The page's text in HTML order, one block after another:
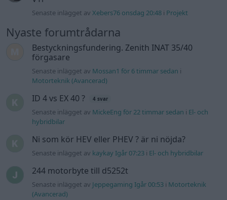
Senaste inlägget avXebers76 onsdag 20:48 i Projekt
Nyaste forumtrådarna
Bestyckningsfundering. Zenith INAT 35/40
förgasare
Senaste inlägget av Mossan1 för 6 timmar sedan i
Motorteknik (Avancerad)
ID 4 vs EX 40 ? 4 svar
Senaste inlägget av MickeEng för 22 timmar sedan i El- och
hybridbilar
Ni som kör HEV eller PHEV ? är ni nöjda?
Senaste inlägget av kaykay Igår 07:23 i El- och hybridbilar
244 motorbyte till d5252t
Senaste inlägget av Jeppegaming Igår 00:53 i Motorteknik
(Avancerad)